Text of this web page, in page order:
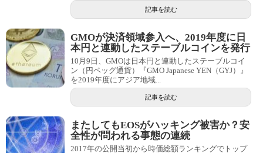
記事を読む
GMOが決済領域参入へ、2019年度に日
本円と連動したステーブルコインを発行
10月9日、GMOは日本円と連動したステーブルコイ
ン（円ペッグ通貨）『GMO Japanese YEN（GYJ）』
を2019年度にアジア地域...
記事を読む
またしてもEOSがハッキング被害か？安
全性が問われる事態の連続
2017年の公開当初から時価総額ランキングでトップ